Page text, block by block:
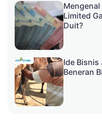
Limited
Duit?
Ide Bisnis
Beneran